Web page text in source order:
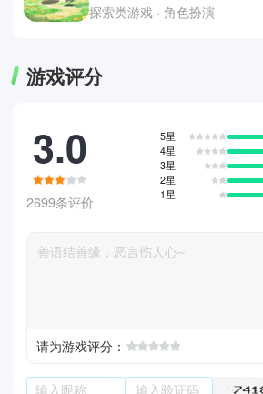
探索类游戏 · 角色扮演
游戏评分
3.0
2699条评价
5星
4星
3星
2星
1星
请为游戏评分：